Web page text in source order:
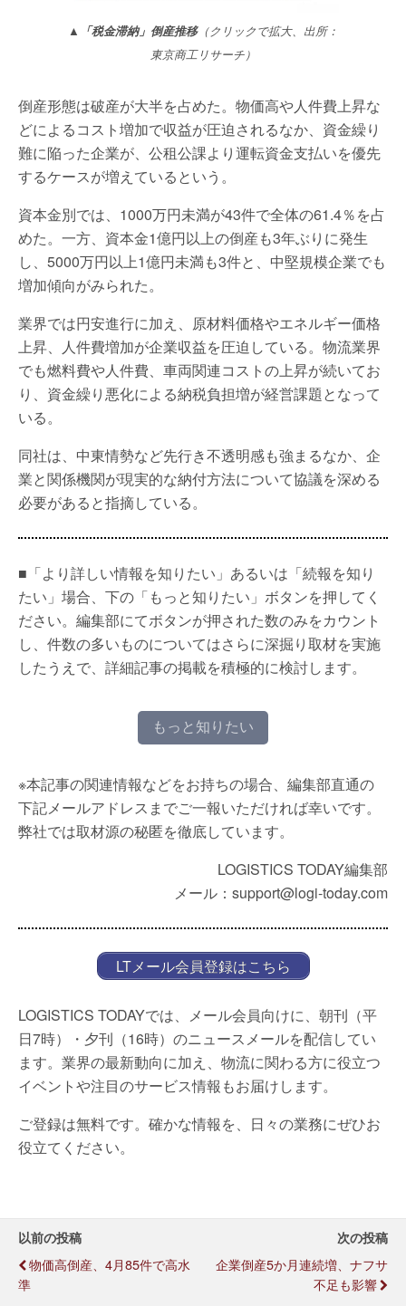
▲ 「税金滞納」倒産推移（クリックで拡大、出所：
東京商工リサーチ）
倒産形態は破産が大半を占めた。物価高や人件費上昇な
どによるコスト増加で収益が圧迫されるなか、資金繰り
難に陥った企業が、公租公課より運転資金支払いを優先
するケースが増えているという。
資本金別では、1000万円未満が43件で全体の61.4％を占
めた。一方、資本金1億円以上の倒産も3年ぶりに発生
し、5000万円以上1億円未満も3件と、中堅規模企業でも
増加傾向がみられた。
業界では円安進行に加え、原材料価格やエネルギー価格
上昇、人件費増加が企業収益を圧迫している。物流業界
でも燃料費や人件費、車両関連コストの上昇が続いてお
り、資金繰り悪化による納税負担増が経営課題となって
いる。
同社は、中東情勢など先行き不透明感も強まるなか、企
業と関係機関が現実的な納付方法について協議を深める
必要があると指摘している。
■「より詳しい情報を知りたい」あるいは「続報を知り
たい」場合、下の「もっと知りたい」ボタンを押してく
ださい。編集部にてボタンが押された数のみをカウント
し、件数の多いものについてはさらに深掘り取材を実施
したうえで、詳細記事の掲載を積極的に検討します。
もっと知りたい
※本記事の関連情報などをお持ちの場合、編集部直通の
下記メールアドレスまでご一報いただければ幸いです。
弊社では取材源の秘匿を徹底しています。
LOGISTICS TODAY編集部
メール：support@logi-today.com
LTメール会員登録はこちら
LOGISTICS TODAYでは、メール会員向けに、朝刊（平
日7時）・夕刊（16時）のニュースメールを配信してい
ます。業界の最新動向に加え、物流に関わる方に役立つ
イベントや注目のサービス情報もお届けします。
ご登録は無料です。確かな情報を、日々の業務にぜひお
役立てください。
以前の投稿
物価高倒産、4月85件で高水
準
次の投稿
企業倒産5か月連続増、ナフサ
不足も影響